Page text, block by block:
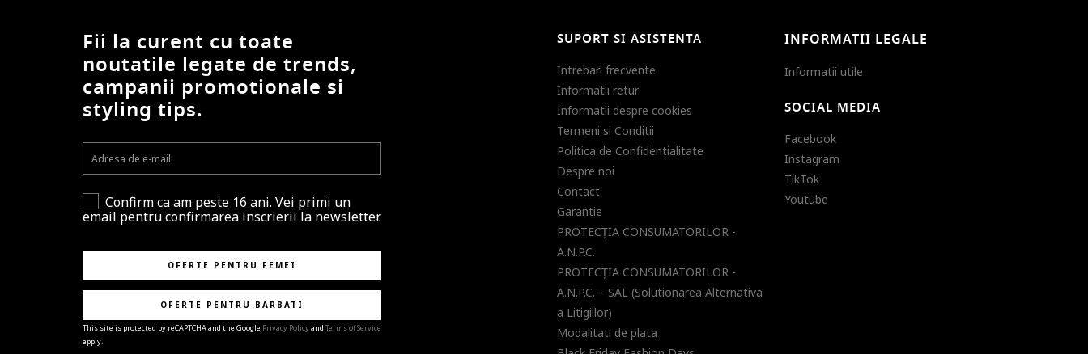
Fii la curent cu toate
noutatile legate de trends,
campanii promotionale si
styling tips.
Confirm ca am peste 16 ani. Vei primi un
email pentru confirmarea inscrierii la newsletter.
OFERTE PENTRU FEMEI
OFERTE PENTRU BARBATI
This site is protected by reCAPTCHA and the Google Privacy Policyand Terms of Service
apply.
SUPORT SI ASISTENTA
Intrebari frecvente
Informatii retur
Informatii despre cookies
Termeni si Conditii
Politica de Confidentialitate
Despre noi
Contact
Garantie
PROTECŢIA CONSUMATORILOR -
A.N.P.C.
PROTECŢIA CONSUMATORILOR -
A.N.P.C. – SAL (Solutionarea Alternativa
a Litigiilor)
Modalitati de plata
INFORMATII LEGALE
Informatii utile
SOCIAL MEDIA
Facebook
Instagram
TikTok
Youtube